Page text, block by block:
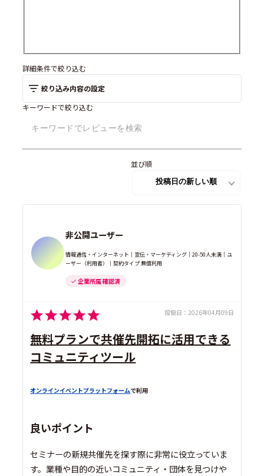
詳細条件で絞り込む
絞り込み内容の設定
キーワードで絞り込む
並び順
非公開ユーザー
情報通信・インターネット｜宣伝・マーケティング｜20-50人未満｜ユ
ーザー（利用者）｜契約タイプ 無償利用
企業所属 確認済
投稿日： 2026年04月09日
無料プランで共催先開拓に活用できる
コミュニティツール
オンラインイベントプラットフォームで利用
良いポイント
セミナーの新規共催先を探す際に非常に役立っていま
す。業種や目的の近いコミュニティ・団体を見つけや